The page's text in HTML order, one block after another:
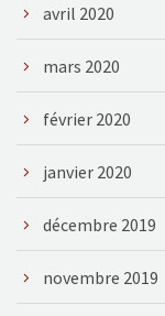
avril 2020
mars 2020
février 2020
janvier 2020
décembre 2019
novembre 2019